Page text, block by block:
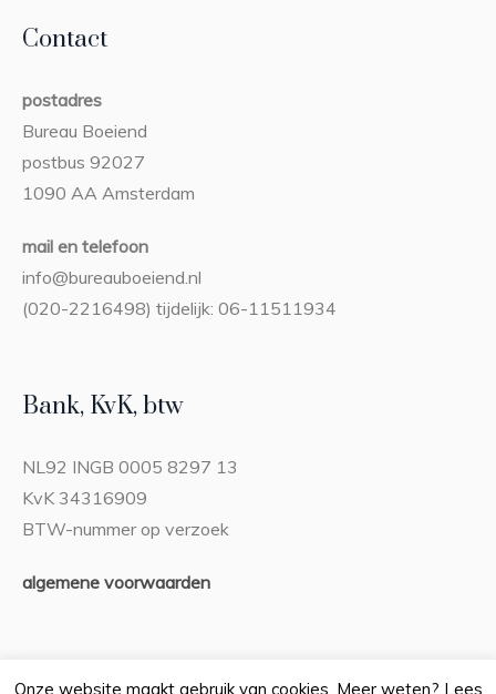
Contact
postadres
Bureau Boeiend
postbus 92027
1090 AA Amsterdam
mail en telefoon
info@bureauboeiend.nl
(020-2216498) tijdelijk: 06-11511934
Bank, KvK, btw
NL92 INGB 0005 8297 13
KvK 34316909
BTW-nummer op verzoek
algemene voorwaarden
Onze website maakt gebruik van cookies. Meer weten? Lees